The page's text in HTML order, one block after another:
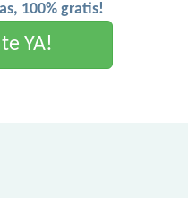
100% gratis!
YA!